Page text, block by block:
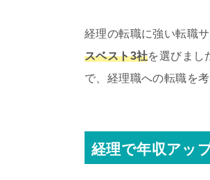
経理の転職に強い転職
スベスト3社を選びまし
で、経理職への転職を
経理で年収アッ